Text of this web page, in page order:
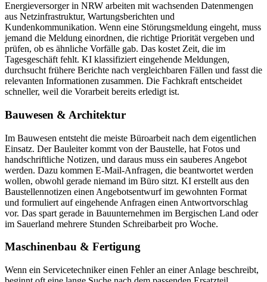
Energieversorger in NRW arbeiten mit wachsenden Datenmengen
aus Netzinfrastruktur, Wartungsberichten und
Kundenkommunikation. Wenn eine Störungsmeldung eingeht, muss
jemand die Meldung einordnen, die richtige Priorität vergeben und
prüfen, ob es ähnliche Vorfälle gab. Das kostet Zeit, die im
Tagesgeschäft fehlt. KI klassifiziert eingehende Meldungen,
durchsucht frühere Berichte nach vergleichbaren Fällen und fasst die
relevanten Informationen zusammen. Die Fachkraft entscheidet
schneller, weil die Vorarbeit bereits erledigt ist.
Bauwesen & Architektur
Im Bauwesen entsteht die meiste Büroarbeit nach dem eigentlichen
Einsatz. Der Bauleiter kommt von der Baustelle, hat Fotos und
handschriftliche Notizen, und daraus muss ein sauberes Angebot
werden. Dazu kommen E-Mail-Anfragen, die beantwortet werden
wollen, obwohl gerade niemand im Büro sitzt. KI erstellt aus den
Baustellennotizen einen Angebotsentwurf im gewohnten Format
und formuliert auf eingehende Anfragen einen Antwortvorschlag
vor. Das spart gerade in Bauunternehmen im Bergischen Land oder
im Sauerland mehrere Stunden Schreibarbeit pro Woche.
Maschinenbau & Fertigung
Wenn ein Servicetechniker einen Fehler an einer Anlage beschreibt,